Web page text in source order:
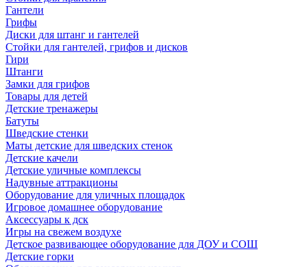
Гантели
Грифы
Диски для штанг и гантелей
Стойки для гантелей, грифов и дисков
Гири
Штанги
Замки для грифов
Товары для детей
Детские тренажеры
Батуты
Шведские стенки
Маты детские для шведских стенок
Детские качели
Детские уличные комплексы
Надувные аттракционы
Оборудование для уличных площадок
Игровое домашнее оборудование
Аксессуары к дск
Игры на свежем воздухе
Детское развивающее оборудование для ДОУ и СОШ
Детские горки